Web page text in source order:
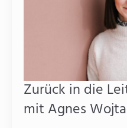
Zurück in die
mit Agnes